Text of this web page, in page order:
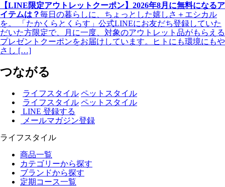
【LINE限定アウトレットクーポン】2026年8月に無料になるア
イテムは？毎日の暮らしに、ちょっとした嬉しさ＋エシカル
を。 「たかくらとくらす」公式LINEにお友だち登録していた
だいた方限定で、月に一度、対象のアウトレット品がもらえる
プレゼントクーポンをお届けしています。ヒトにも環境にもや
さし […]
つながる
ライフスタイル ペットスタイル
ライフスタイル ペットスタイル
LINE 登録する
メールマガジン登録
ライフスタイル
商品一覧
カテゴリーから探す
ブランドから探す
定期コース一覧